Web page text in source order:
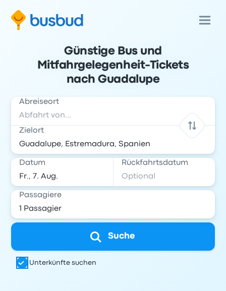
Günstige Bus und
Mitfahrgelegenheit-Tickets
nach Guadalupe
Abreiseort
Zielort
Datum Rückfahrtsdatum
Passagiere
Suche
Unterkünfte suchen